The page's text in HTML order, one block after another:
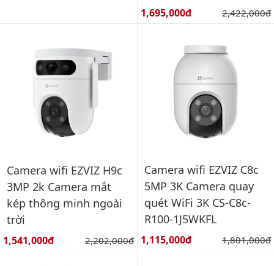
Giá bán:
1,695,000đ Giá gốc:
2,422,000đ
Camera wifi EZVIZ H9c
3MP 2k Camera mắt
kép thông minh ngoài
trời
Giá bán:
1,541,000đ Giá gốc:
2,202,000đ
Camera wifi EZVIZ C8c
5MP 3K Camera quay
quét WiFi 3K CS-C8c-
R100-1J5WKFL
Giá bán:
1,115,000đ Giá gốc:
1,801,000đ